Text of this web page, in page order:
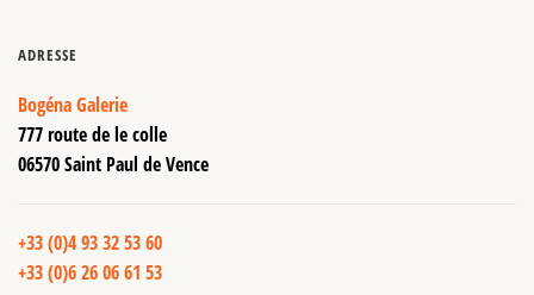
ADRESSE
Bogéna Galerie
777 route de le colle
06570 Saint Paul de Vence
+33 (0)4 93 32 53 60
+33 (0)6 26 06 61 53